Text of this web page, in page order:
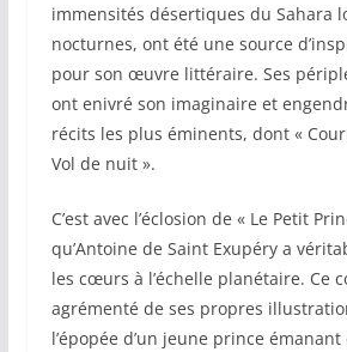
immensités désertiques du Sahara
nocturnes, ont été une source
pour son œuvre littéraire. Ses
ont enivré son imaginaire et
récits les plus éminents, dont «
Vol de nuit ».
C’est avec l’éclosion de « Le Petit
qu’Antoine de Saint Exupéry a
les cœurs à l’échelle planétaire. Ce
agrémenté de ses propres
l’épopée d’un jeune prince